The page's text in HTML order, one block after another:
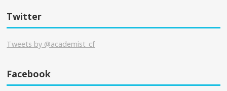
Twitter
Tweets by @academist_cf
Facebook